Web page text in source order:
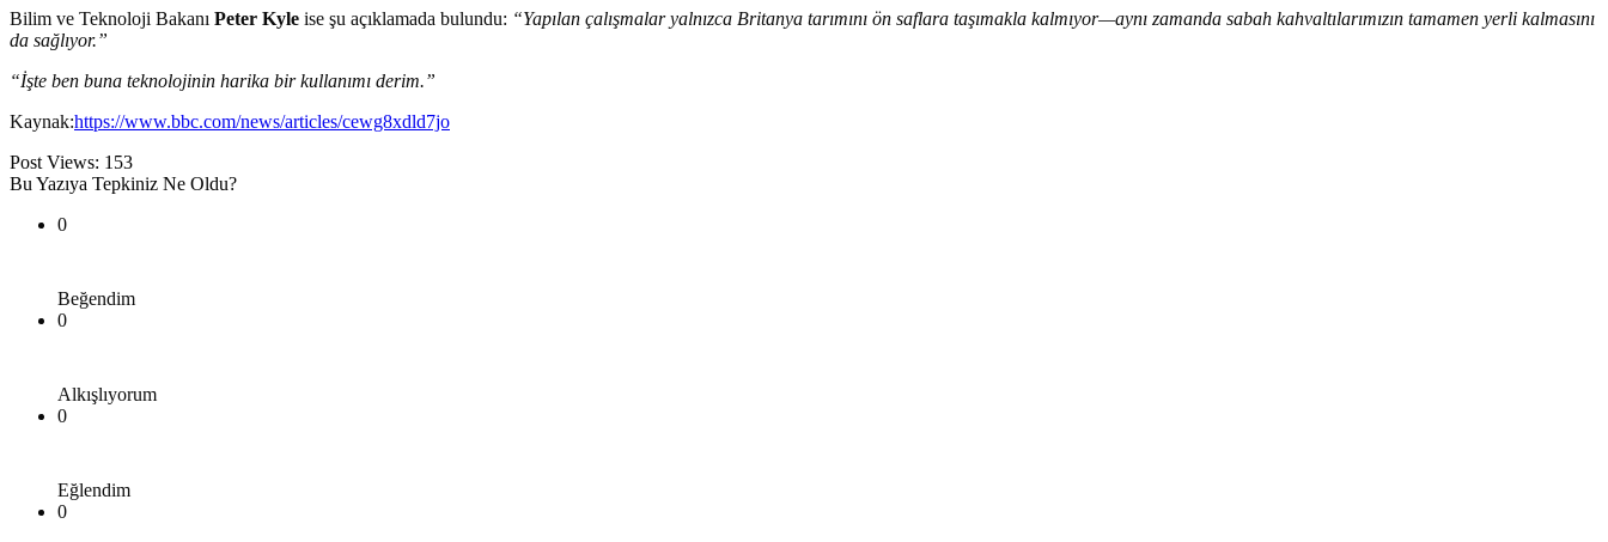
Bilim ve Teknoloji Bakanı Peter Kyle ise şu açıklamada bulundu: “Yapılan çalışmalar yalnızca Britanya tarımını ön saflara taşımakla kalmıyor—aynı zamanda sabah kahvaltılarımızın tamamen yerli kalmasını
da sağlıyor.”
“İşte ben buna teknolojinin harika bir kullanımı derim.”
Kaynak:https://www.bbc.com/news/articles/cewg8xdld7jo
Post Views: 153
Bu Yazıya Tepkiniz Ne Oldu?
0
Beğendim
0
Alkışlıyorum
0
Eğlendim
0